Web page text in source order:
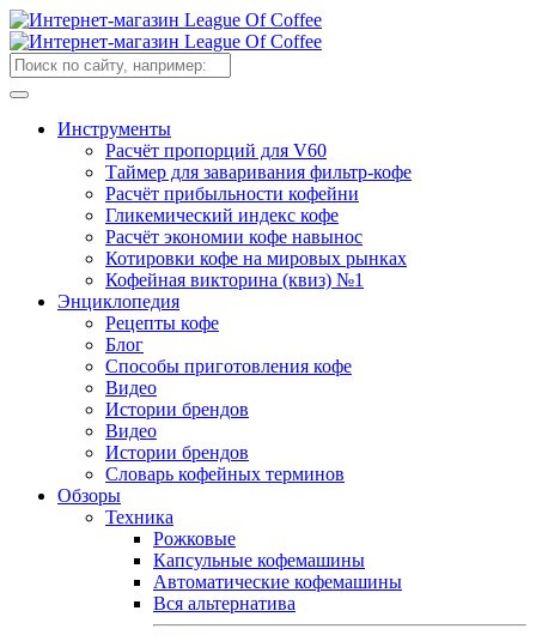
Инструменты
Расчёт пропорций для V60
Таймер для заваривания фильтр-кофе
Расчёт прибыльности кофейни
Гликемический индекс кофе
Расчёт экономии кофе навынос
Котировки кофе на мировых рынках
Кофейная викторина (квиз) №1
Энциклопедия
Рецепты кофе
Блог
Способы приготовления кофе
Видео
Истории брендов
Видео
Истории брендов
Словарь кофейных терминов
Обзоры
Техника
Рожковые
Капсульные кофемашины
Автоматические кофемашины
Вся альтернатива